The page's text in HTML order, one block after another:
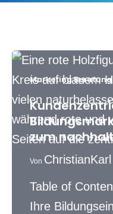
Marketing Beratung
zum
Von ChristianKarl
Table of
Ihre